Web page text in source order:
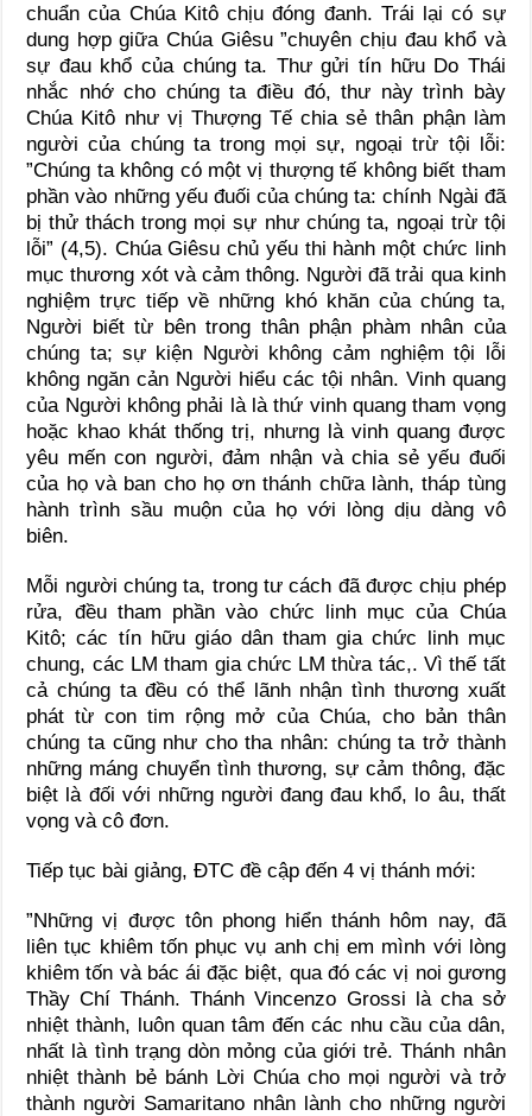
chuẩn của Chúa Kitô chịu đóng đanh. Trái lại có sự
dung hợp giữa Chúa Giêsu ”chuyên chịu đau khổ và
sự đau khổ của chúng ta. Thư gửi tín hữu Do Thái
nhắc nhớ cho chúng ta điều đó, thư này trình bày
Chúa Kitô như vị Thượng Tế chia sẻ thân phận làm
người của chúng ta trong mọi sự, ngoại trừ tội lỗi:
”Chúng ta không có một vị thượng tế không biết tham
phần vào những yếu đuối của chúng ta: chính Ngài đã
bị thử thách trong mọi sự như chúng ta, ngoại trừ tội
lỗi” (4,5). Chúa Giêsu chủ yếu thi hành một chức linh
mục thương xót và cảm thông. Người đã trải qua kinh
nghiệm trực tiếp về những khó khăn của chúng ta,
Người biết từ bên trong thân phận phàm nhân của
chúng ta; sự kiện Người không cảm nghiệm tội lỗi
không ngăn cản Người hiểu các tội nhân. Vinh quang
của Người không phải là là thứ vinh quang tham vọng
hoặc khao khát thống trị, nhưng là vinh quang được
yêu mến con người, đảm nhận và chia sẻ yếu đuối
của họ và ban cho họ ơn thánh chữa lành, tháp tùng
hành trình sầu muộn của họ với lòng dịu dàng vô
biên.
Mỗi người chúng ta, trong tư cách đã được chịu phép
rửa, đều tham phần vào chức linh mục của Chúa
Kitô; các tín hữu giáo dân tham gia chức linh mục
chung, các LM tham gia chức LM thừa tác,. Vì thế tất
cả chúng ta đều có thể lãnh nhận tình thương xuất
phát từ con tim rộng mở của Chúa, cho bản thân
chúng ta cũng như cho tha nhân: chúng ta trở thành
những máng chuyển tình thương, sự cảm thông, đặc
biệt là đối với những người đang đau khổ, lo âu, thất
vọng và cô đơn.
Tiếp tục bài giảng, ĐTC đề cập đến 4 vị thánh mới:
”Những vị được tôn phong hiển thánh hôm nay, đã
liên tục khiêm tốn phục vụ anh chị em mình với lòng
khiêm tốn và bác ái đặc biệt, qua đó các vị noi gương
Thầy Chí Thánh. Thánh Vincenzo Grossi là cha sở
nhiệt thành, luôn quan tâm đến các nhu cầu của dân,
nhất là tình trạng dòn mỏng của giới trẻ. Thánh nhân
nhiệt thành bẻ bánh Lời Chúa cho mọi người và trở
thành người Samaritano nhân lành cho những người